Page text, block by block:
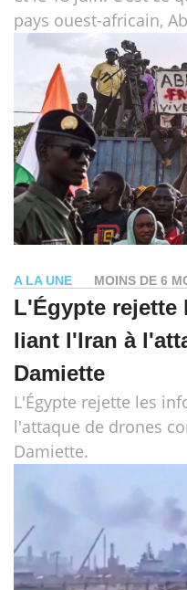
pays ouest-africain,
A LA UNE MOINS DE 6
L'Égypte
liant l'Iran à
Damiette
L'Égypte rejette les
l'attaque de drones
Damiette.